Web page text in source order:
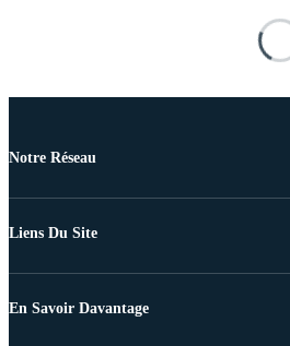
Notre Réseau
Liens Du Site
En Savoir Davantage